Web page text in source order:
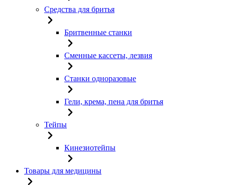
Средства для бритья
Бритвенные станки
Сменные кассеты, лезвия
Станки одноразовые
Гели, крема, пена для бритья
Тейпы
Кинезиотейпы
Товары для медицины